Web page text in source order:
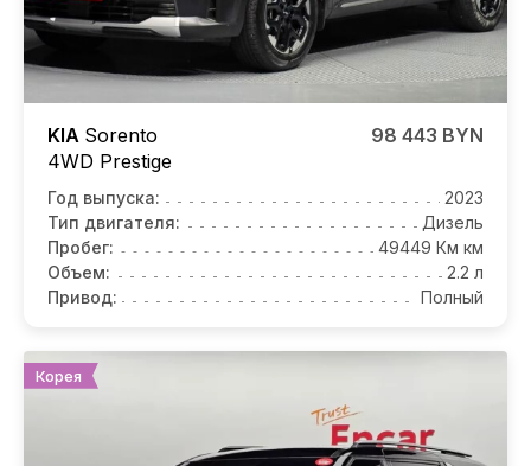
KIA Sorento
4WD Prestige
98 443 BYN
Год выпуска:
2023
Тип двигателя:
Дизель
Пробег:
49449 Км км
Объем:
2.2 л
Привод:
Полный
Корея